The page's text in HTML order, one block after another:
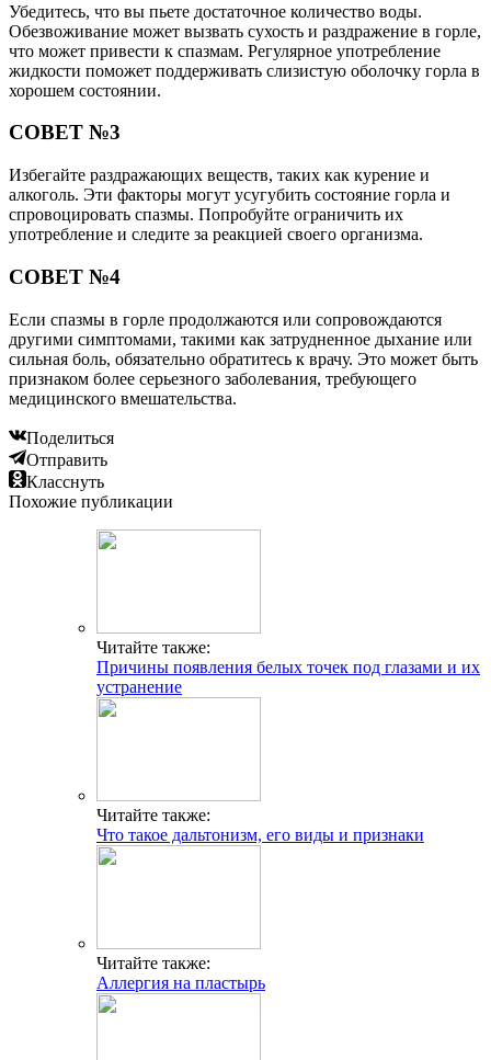
Убедитесь, что вы пьете достаточное количество воды.
Обезвоживание может вызвать сухость и раздражение в горле,
что может привести к спазмам. Регулярное употребление
жидкости поможет поддерживать слизистую оболочку горла в
хорошем состоянии.
СОВЕТ №3
Избегайте раздражающих веществ, таких как курение и
алкоголь. Эти факторы могут усугубить состояние горла и
спровоцировать спазмы. Попробуйте ограничить их
употребление и следите за реакцией своего организма.
СОВЕТ №4
Если спазмы в горле продолжаются или сопровождаются
другими симптомами, такими как затрудненное дыхание или
сильная боль, обязательно обратитесь к врачу. Это может быть
признаком более серьезного заболевания, требующего
медицинского вмешательства.
Поделиться
Отправить
Класснуть
Похожие публикации
Читайте также:
Причины появления белых точек под глазами и их
устранение
Читайте также:
Что такое дальтонизм, его виды и признаки
Читайте также:
Аллергия на пластырь